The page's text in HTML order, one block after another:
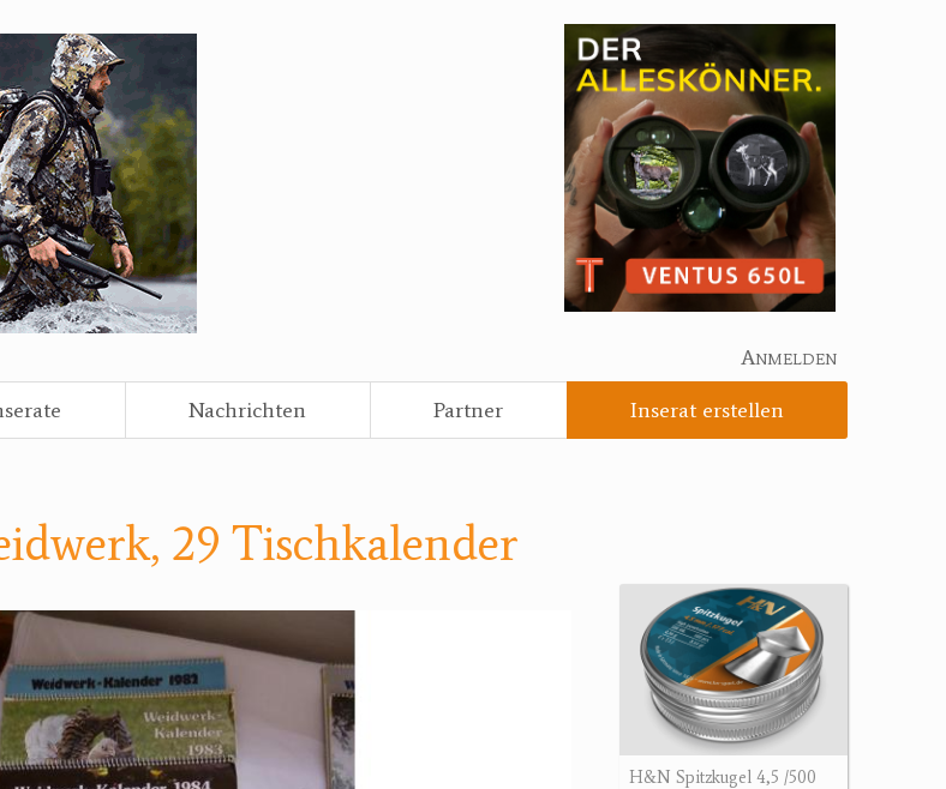
Anmelden
Nachrichten Partner Inserat erstellen
29 Tischkalender
H&N Spitzkugel 4,5 /500